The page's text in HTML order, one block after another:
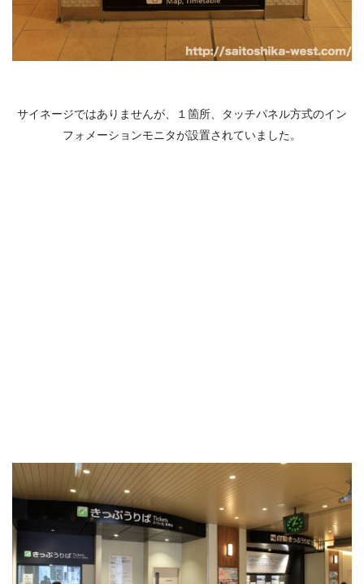
サイネージではありませんが、１箇所、タッチパネル方式のイン
フォメーションモニタが設置されていました。